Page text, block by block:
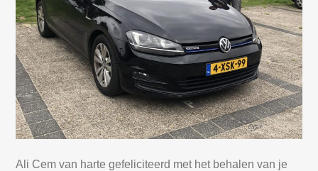
Ali Cem van harte gefeliciteerd met het behalen van je